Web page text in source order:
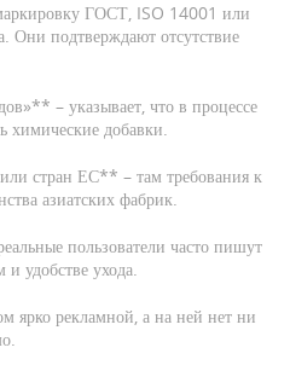
ГОСТ, ISO 14001 или
Они подтверждают отсутствие
– указывает, что в процессе
химические добавки.
стран ЕС** – там требования к
азиатских фабрик.
пользователи часто пишут
и удобстве ухода.
ярко рекламной, а на ней нет ни